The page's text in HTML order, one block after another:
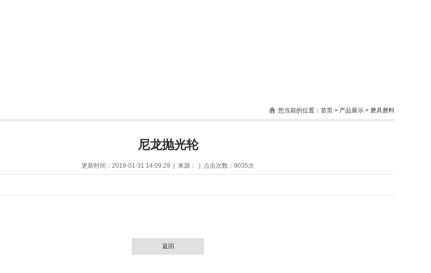
您当前的位置： 首页 > 产品展示 > 磨具磨料
尼龙抛光轮
更新时间：2019-01-31 14:09:29 | 来源： | 点击次数：9035次
返回